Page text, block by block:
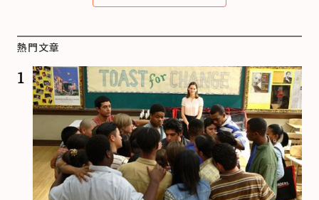
熱門文章
1